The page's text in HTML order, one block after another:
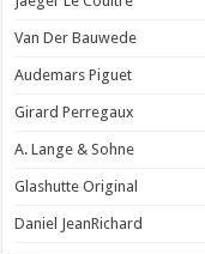
Van Der Bauwede
Audemars Piguet
Girard Perregaux
A. Lange & Sohne
Glashutte Original
Daniel JeanRichard